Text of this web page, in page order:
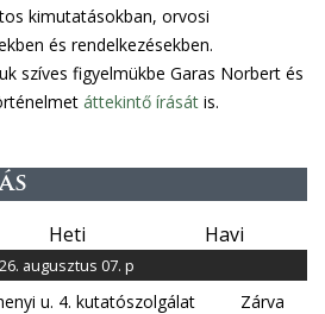
kimutatásokban, orvosi
és rendelkezésekben.
szíves figyelmükbe Garas Norbert és
áttekintő írását is.
Heti Havi
augusztus 07. p
u. 4. kutatószolgálat
Zárva